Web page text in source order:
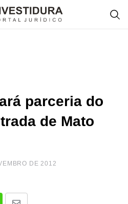
parceria do
de Mato
DE 2012